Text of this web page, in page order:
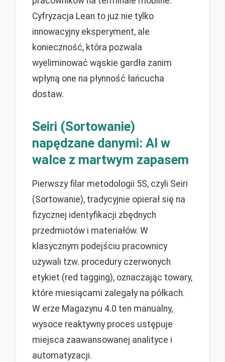
Cyfryzacja Lean to już nie tylko
innowacyjny eksperyment, ale
konieczność, która pozwala
wyeliminować wąskie gardła zanim
wpłyną one na płynność łańcucha
dostaw.
Seiri (Sortowanie)
napędzane danymi: AI w
walce z martwym zapasem
Pierwszy filar metodologii 5S, czyli Seiri
(Sortowanie), tradycyjnie opierał się na
fizycznej identyfikacji zbędnych
przedmiotów i materiałów. W
klasycznym podejściu pracownicy
używali tzw. procedury czerwonych
etykiet (red tagging), oznaczając towary,
które miesiącami zalegały na półkach.
W erze Magazynu 4.0 ten manualny,
wysoce reaktywny proces ustępuje
miejsca zaawansowanej analityce i
automatyzacji.